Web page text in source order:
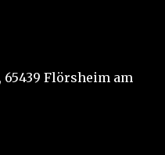
65439 Flörsheim am